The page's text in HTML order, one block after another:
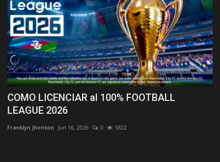
COMO LICENCIAR al 100% FOOTBALL
LEAGUE 2026
Franklyn Jhonson Jun 16, 2026 0 5822